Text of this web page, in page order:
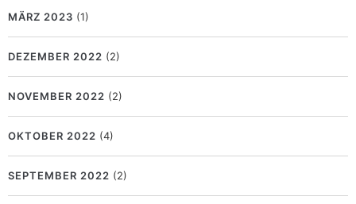
MÄRZ 2023 (1)
DEZEMBER 2022 (2)
NOVEMBER 2022 (2)
OKTOBER 2022 (4)
SEPTEMBER 2022 (2)